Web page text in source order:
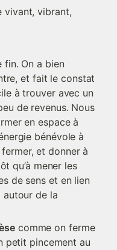
vivant, vibrant,
fin. On a bien
et fait le constat
à trouver avec un
de revenus. Nous
en espace à
bénévole à
et donner à
qu’à mener les
de sens et en lien
de la
comme on ferme
petit pincement au